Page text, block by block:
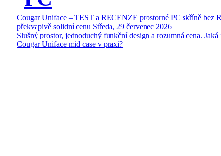
Cougar Uniface – TEST a RECENZE prostorné PC skříně bez
překvapivě solidní cenu Středa, 29 červenec 2026
Slušný prostor, jednoduchý funkční design a rozumná cena. Jaká
Cougar Uniface mid case v praxi?